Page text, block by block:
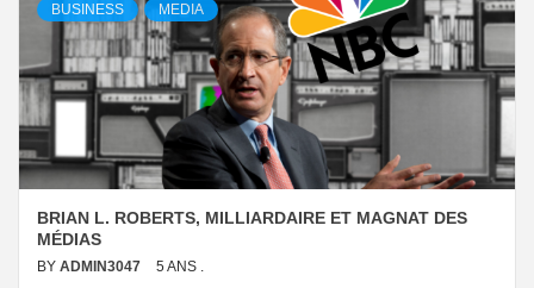
BUSINESS MEDIA
BRIAN L. ROBERTS, MILLIARDAIRE ET MAGNAT DES
MÉDIAS
BY ADMIN3047 5 ANS .